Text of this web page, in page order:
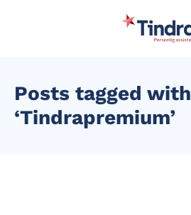
Posts tagged with
‘Tindrapremium’